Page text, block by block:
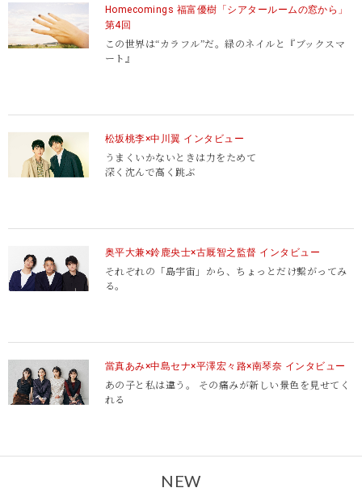
Homecomings 福富優樹「シアタールームの窓から」
第4回
この世界は“カラフル”だ。緑のネイルと『ブックスマ
ート』
松坂桃李×中川翼 インタビュー
うまくいかないときは力をためて
深く沈んで高く跳ぶ
奥平大兼×鈴鹿央士×古厩智之監督 インタビュー
それぞれの「島宇宙」から、ちょっとだけ繋がってみ
る。
當真あみ×中島セナ×平澤宏々路×南琴奈 インタビュー
あの子と私は違う。 その痛みが新しい景色を見せてく
れる
NEW